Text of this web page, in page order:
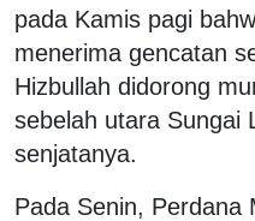
pada Kamis pagi
menerima gencatan
Hizbullah didorong
sebelah utara Sungai
senjatanya.
Pada Senin, Perdana